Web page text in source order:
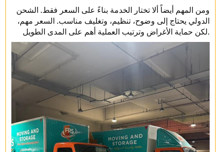
ومن المهم أيضاً ألا تختار الخدمة بناءً على السعر فقط. الشحن
الدولي يحتاج إلى وضوح، تنظيم، وتغليف مناسب. السعر مهم،
لكن حماية الأغراض وترتيب العملية أهم على المدى الطويل.